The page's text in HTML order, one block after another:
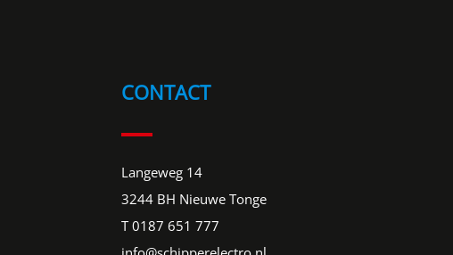
CONTACT
Langeweg 14
3244 BH Nieuwe Tonge
T0187 651 777